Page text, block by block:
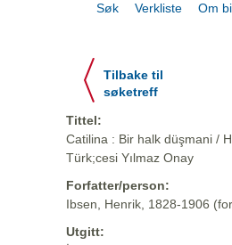
Søk Verkliste Om
Tilbake til
søketreff
Tittel:
Catilina : Bir halk düşmani /
Türk;cesi Yılmaz Onay
Forfatter/person:
Ibsen, Henrik, 1828-1906
Utgitt: